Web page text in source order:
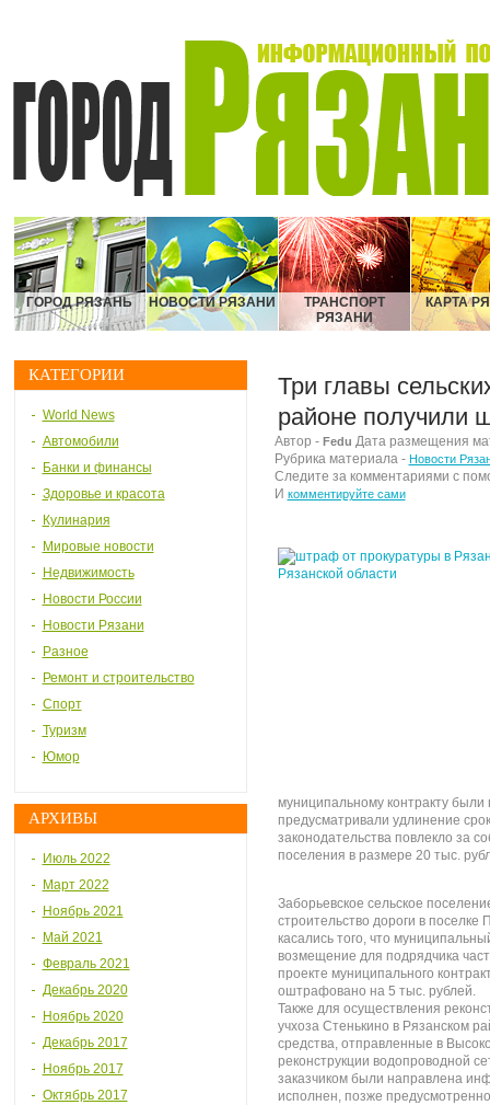
ГОРОД РЯЗАНЬ НОВОСТИ РЯЗАНИ
ТРАНСПОРТ
РЯЗАНИ
КАРТА
КАТЕГОРИИ
World News
Автомобили
Банки и финансы
Здоровье и красота
Кулинария
Мировые новости
Недвижимость
Новости России
Новости Рязани
Разное
Ремонт и строительство
Спорт
Туризм
Юмор
АРХИВЫ
Июль 2022
Март 2022
Ноябрь 2021
Май 2021
Февраль 2021
Декабрь 2020
Ноябрь 2020
Декабрь 2017
Ноябрь 2017
Октябрь 2017
Три главы
районе получили
Автор - Fedu Дата размещения
Рубрика материала - Новости
Следите за комментариями с
И комментируйте сами
муниципальному контракту
предусматривали удлинение
законодательства повлекло за
поселения в размере 20 тыс.
Заборьевское сельское
строительство дороги в
касались того, что
возмещение для подрядчика
проекте муниципального
оштрафовано на 5 тыс. рублей.
Также для осуществления
учхоза Стенькино в Рязанском
средства, отправленные в
реконструкции водопроводной
заказчиком были направлена
исполнен, позже